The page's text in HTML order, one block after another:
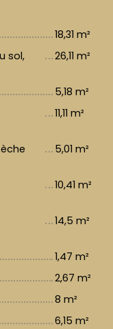
18,31 m²
sol,
26,11 m²
5,18 m²
11,11 m²
5,01 m²
10,41 m²
14,5 m²
1,47 m²
2,67 m²
8 m²
6,15 m²